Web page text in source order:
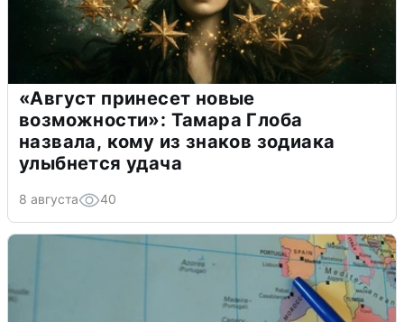
«Август принесет новые
возможности»: Тамара Глоба
назвала, кому из знаков зодиака
улыбнется удача
8 августа 40